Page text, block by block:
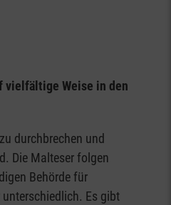
vielfältige Weise in den
durchbrechen und
Die Malteser folgen
Behörde für
Es gibt